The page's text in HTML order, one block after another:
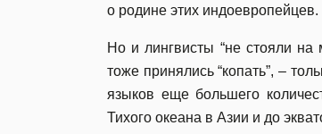
о родине этих индоевропейцев.
Но и лингвисты “не стояли
тоже принялись “копать”, –
языков еще большего
Тихого океана в Азии и до